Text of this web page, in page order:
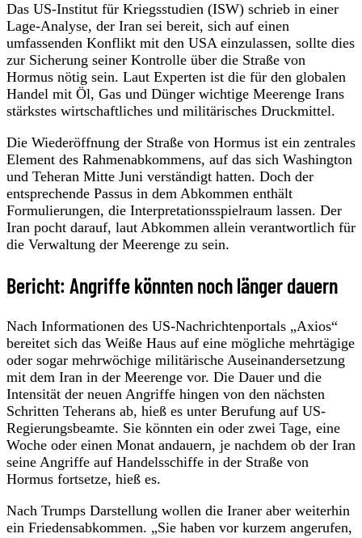
Das US-Institut für Kriegsstudien (ISW) schrieb in einer
Lage-Analyse, der Iran sei bereit, sich auf einen
umfassenden Konflikt mit den USA einzulassen, sollte dies
zur Sicherung seiner Kontrolle über die Straße von
Hormus nötig sein. Laut Experten ist die für den globalen
Handel mit Öl, Gas und Dünger wichtige Meerenge Irans
stärkstes wirtschaftliches und militärisches Druckmittel.
Die Wiederöffnung der Straße von Hormus ist ein zentrales
Element des Rahmenabkommens, auf das sich Washington
und Teheran Mitte Juni verständigt hatten. Doch der
entsprechende Passus in dem Abkommen enthält
Formulierungen, die Interpretationsspielraum lassen. Der
Iran pocht darauf, laut Abkommen allein verantwortlich für
die Verwaltung der Meerenge zu sein.
Bericht: Angriffe könnten noch länger dauern
Nach Informationen des US-Nachrichtenportals „Axios“
bereitet sich das Weiße Haus auf eine mögliche mehrtägige
oder sogar mehrwöchige militärische Auseinandersetzung
mit dem Iran in der Meerenge vor. Die Dauer und die
Intensität der neuen Angriffe hingen von den nächsten
Schritten Teherans ab, hieß es unter Berufung auf US-
Regierungsbeamte. Sie könnten ein oder zwei Tage, eine
Woche oder einen Monat andauern, je nachdem ob der Iran
seine Angriffe auf Handelsschiffe in der Straße von
Hormus fortsetze, hieß es.
Nach Trumps Darstellung wollen die Iraner aber weiterhin
ein Friedensabkommen. „Sie haben vor kurzem angerufen,